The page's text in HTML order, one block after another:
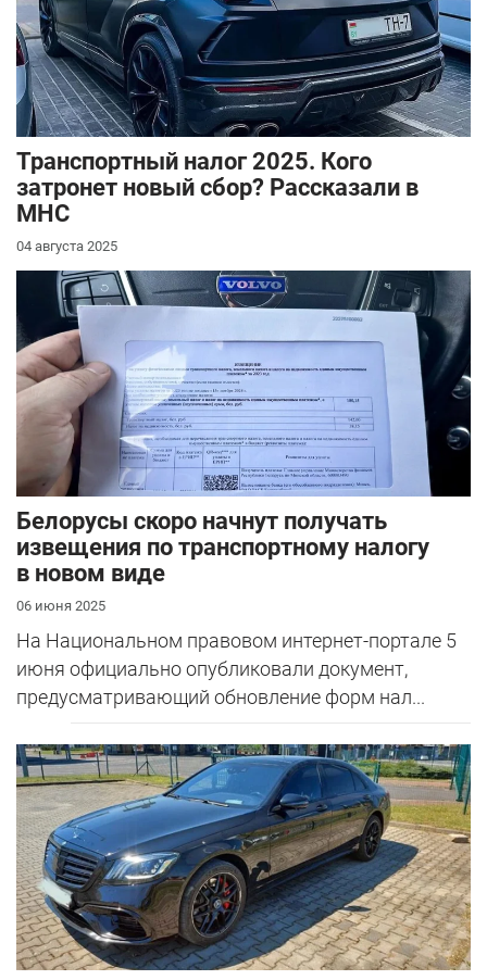
Транспортный налог 2025. Кого
затронет новый сбор? Рассказали в
МНС
04 августа 2025
Повышенныйтранспортный сбор
затронет сотни
автовладельцев.
Белорусы скоро начнут получать
извещения по транспортному налогу
в новом виде
06 июня 2025
На Национальном правовом интернет-портале 5
июня официально опубликовали документ,
предусматривающий обновление форм нал...